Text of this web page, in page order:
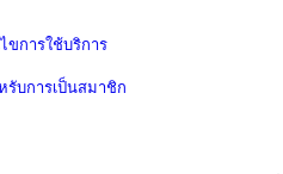
ขการใช้บริการ
บการเป็นสมาชิก